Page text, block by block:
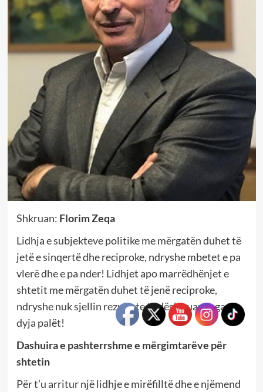
Shkruan: Florim Zeqa
Lidhja e subjekteve politike me mërgatën duhet të
jetë e sinqertë dhe reciproke, ndryshe mbetet e pa
vlerë dhe e pa nder! Lidhjet apo marrëdhënjet e
shtetit me mërgatën duhet të jenë reciproke,
ndryshe nuk sjellin rezultate të dëshiruara nga të
dyja palët!
Dashuira e pashterrshme e mërgimtarëve për
shtetin
Për t’u arritur një lidhje e mirëfilltë dhe e njëmend